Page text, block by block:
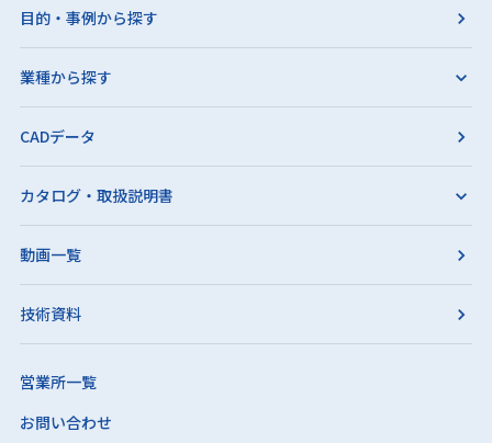
目的・事例から探す
業種から探す
CADデータ
カタログ・取扱説明書
動画一覧
技術資料
営業所一覧
お問い合わせ